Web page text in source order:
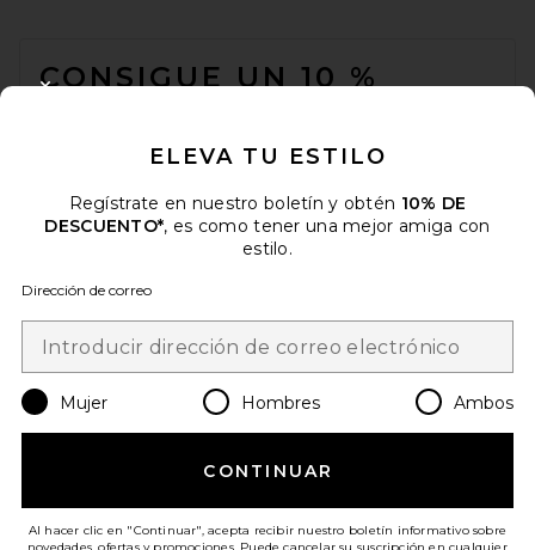
CONSIGUE UN 10 %
Cuando se suscribe a nuestro boletín enviando su correo
privacidad
Change Country Regions
es USD
Haz una breve encuesta sobre la visita de hoy.¡Vamos!
ELEVA TU ESTILO
Regístrate en nuestro boletín y obtén 10% DE
DESCUENTO*, es como tener una mejor amiga con
estilo.
Dirección de correo
Mujer Hombres Ambos
CONTINUAR
Al hacer clic en "Continuar", acepta recibir nuestro boletín informativo sobre